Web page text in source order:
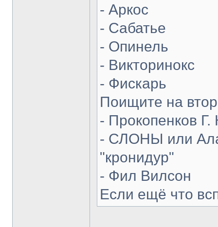
- Аркос
- Сабатье
- Опинель
- Викторинокс
- Фискарь
Поищите на
- Прокопенков Г.
- СЛОНЫ или
"кронидур"
- Фил Вилсон
Если ещё что